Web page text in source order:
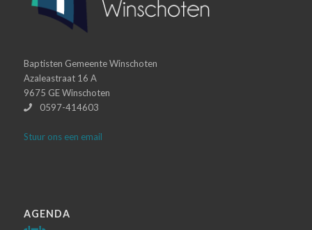
Baptisten Gemeente Winschoten
Azaleastraat 16 A
9675 GE Winschoten
0597-414603
Stuur ons een email
AGENDA